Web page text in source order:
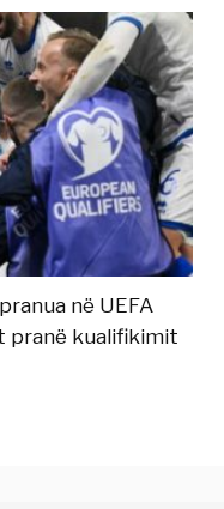
në UEFA
pranë kualifikimit